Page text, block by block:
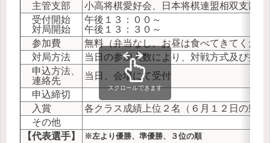
主管支部
小高将棋愛好会、日本将棋連盟相双支部
受付開始
対局開始
午後１３：００～
午後１３：３０～
参加費
無料（弁当なし。お昼は食べてきてくださ
対局方法
当日の参加人数により、対戦方式及び持
申込方法、
連絡先
当日、会場にて受付
申込締切
入賞
各クラス成績上位２名（６月１２日の県
その他
【代表選手】
※左より優勝、準優勝、３位の順
スクロールできます